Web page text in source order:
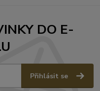
DO E-
Přihlásit se